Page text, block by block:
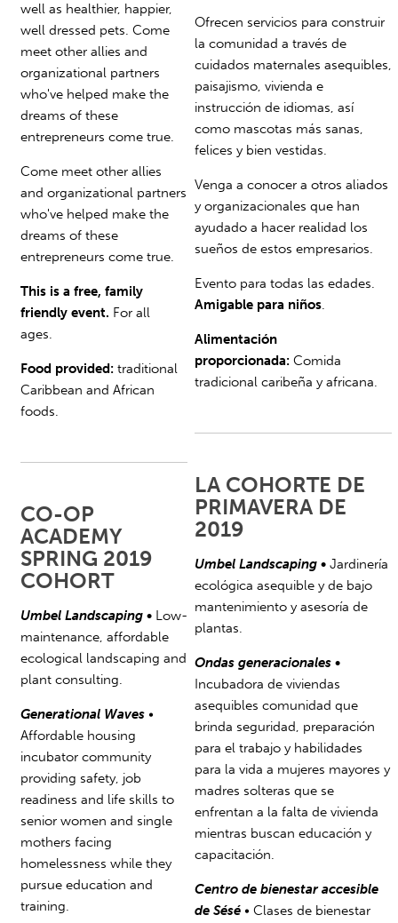
well as healthier, happier,
well dressed pets. Come
meet other allies and
organizational partners
who've helped make the
dreams of these
entrepreneurs come true.
Come meet other allies
and organizational partners
who've helped make the
dreams of these
entrepreneurs come true.
This is a free, family
friendly event. For all
ages.
Food provided: traditional
Caribbean and African
foods.
CO-OP
ACADEMY
SPRING 2019
COHORT
Umbel Landscaping • Low-
maintenance, affordable
ecological landscaping and
plant consulting.
Generational Waves •
Affordable housing
incubator community
providing safety, job
readiness and life skills to
senior women and single
mothers facing
homelessness while they
pursue education and
training.
Ofrecen servicios para construir
la comunidad a través de
cuidados maternales asequibles,
paisajismo, vivienda e
instrucción de idiomas, así
como mascotas más sanas,
felices y bien vestidas.
Venga a conocer a otros aliados
y organizacionales que han
ayudado a hacer realidad los
sueños de estos empresarios.
Evento para todas las edades.
Amigable para niños.
Alimentación
proporcionada:Comida
tradicional caribeña y africana.
LA COHORTE DE
PRIMAVERA DE
2019
Umbel Landscaping • Jardinería
ecológica asequible y de bajo
mantenimiento y asesoría de
plantas.
Ondas generacionales •
Incubadora de viviendas
asequibles comunidad que
brinda seguridad, preparación
para el trabajo y habilidades
para la vida a mujeres mayores y
madres solteras que se
enfrentan a la falta de vivienda
mientras buscan educación y
capacitación.
Centro de bienestar accesible
de Sésé • Clases de bienestar